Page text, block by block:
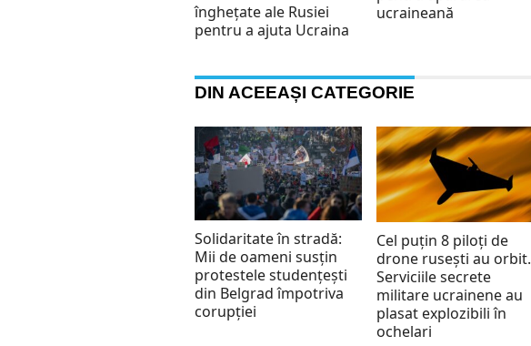
înghețate ale Rusiei
pentru a ajuta Ucraina
ucraineană
DIN ACEEAȘI CATEGORIE
Solidaritate în stradă:
Mii de oameni susțin
protestele studențești
din Belgrad împotriva
corupției
Cel puțin 8 piloți de
drone rusești au orbit.
Serviciile secrete
militare ucrainene au
plasat explozibili în
ochelari